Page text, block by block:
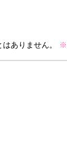
ありません。 ※